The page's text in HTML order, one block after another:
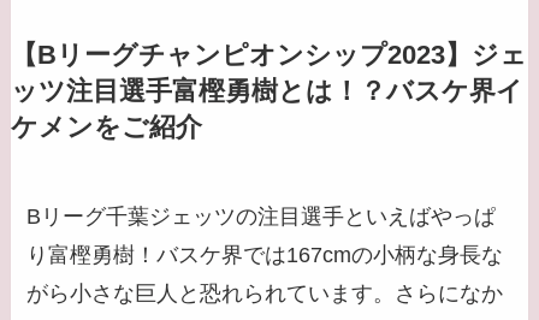
【Bリーグチャンピオンシップ2023】ジェ
ッツ注目選手富樫勇樹とは！？バスケ界イ
ケメンをご紹介
Bリーグ千葉ジェッツの注目選手といえばやっぱ
り富樫勇樹！バスケ界では167cmの小柄な身長な
がら小さな巨人と恐れられています。さらになか